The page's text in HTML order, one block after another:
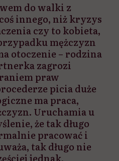
do walki z
innego, niż kryzys
czy to kobieta,
mężczyzn
otoczenie – rodzina
zagrozi
praw
picia duże
ma praca,
Uruchamia u
że tak długo
pracować i
tak długo nie